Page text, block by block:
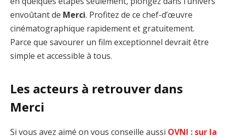
envoûtant de Merci. Profitez de ce chef-d’œuvre
cinématographique rapidement et gratuitement.
Parce que savourer un film exceptionnel devrait être
simple et accessible à tous.
Les acteurs à retrouver dans
Merci
Si vous avez aimé on vous conseille aussi OVNI : sur la